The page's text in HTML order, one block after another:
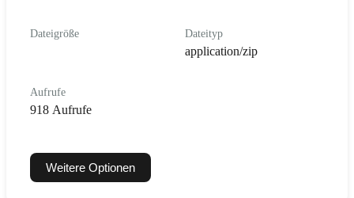
Dateigröße Dateityp
application/zip
Aufrufe
918 Aufrufe
Weitere Optionen